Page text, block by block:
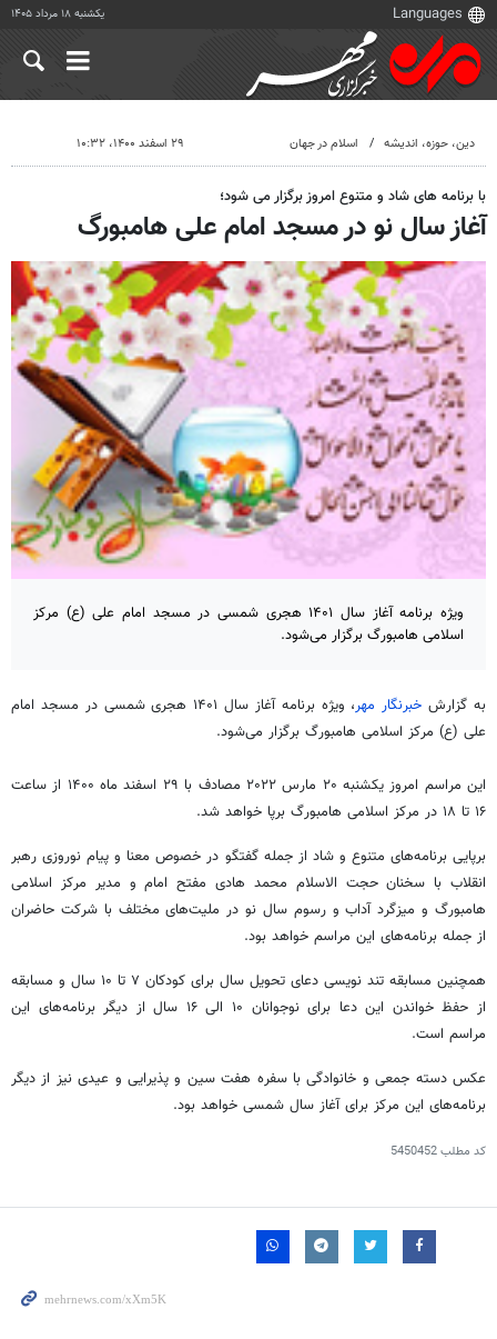
یکشنبه ۱۸ مرداد ۱۴۰۵
دين، حوزه، انديشه اسلام در جهان ۲۹ اسفند ۱۴۰۰، ۱۰:۳۲
با برنامه های شاد و متنوع امروز برگزار می شود؛
آغاز سال نو در مسجد امام علی هامبورگ
ویژه برنامه آغاز سال ۱۴۰۱ هجری شمسی در مسجد امام علی (ع) مرکز
اسلامی هامبورگ برگزار می‌شود.
به گزارشخبرنگار مهر
، ویژه برنامه آغاز سال ۱۴۰۱ هجری شمسی در مسجد امام
علی (ع) مرکز اسلامی هامبورگ برگزار می‌شود.
این مراسم امروز یکشنبه ۲۰ مارس ۲۰۲۲ مصادف با ۲۹ اسفند ماه ۱۴۰۰
از ساعت
۱۶ تا ۱۸ در مرکز اسلامی هامبورگ برپا خواهد شد.
برپایی برنامه‌های متنوع وشاد از جمله گفتگو در خصوصمعنا و پیام نوروزی رهبر
انقلاب با سخنانحجت الاسلام محمد هادی مفتح امام و مدیر مرکز اسلامی
هامبورگ و میزگرد آداب ورسوم سال نو در ملیت‌های مختلف با شرکت حاضران
از جمله برنامه‌های این مراسم خواهد بود.
همچنین مسابقه تند
نویسی دعای تحویل سال برای کودکان ۷ تا ۱۰ سال و مسابقه
از حفظ خواندن این دعا برای نوجوانان ۱۰ الی ۱۶ سال از دیگر برنامه‌های این
مراسم است.
عکسدسته جمعیو خانوادگی با سفره هفتسین و پذیرایی و عیدی نیز از دیگر
برنامه‌های این مرکز برای آغاز سال شمسی خواهد بود.
کد مطلب5450452